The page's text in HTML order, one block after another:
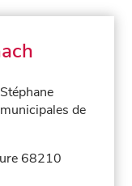
de
68210